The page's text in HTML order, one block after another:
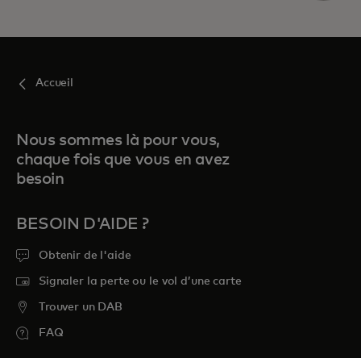
Accueil
Nous sommes là pour vous,
chaque fois que vous en avez
besoin
BESOIN D'AIDE ?
Obtenir de l'aide
Signaler la perte ou le vol d’une carte
Trouver un DAB
FAQ